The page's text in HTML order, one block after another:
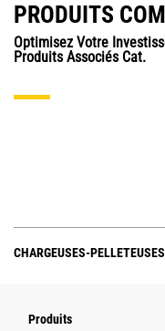
PRODUITS
Optimisez Votre
Produits Associés Cat.
CHARGEUSES-PELLETEUSES
Produits